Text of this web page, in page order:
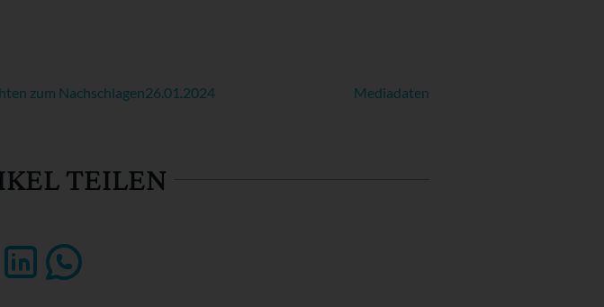
zum Nachschlagen26.01.2024 Mediadaten
TEILEN